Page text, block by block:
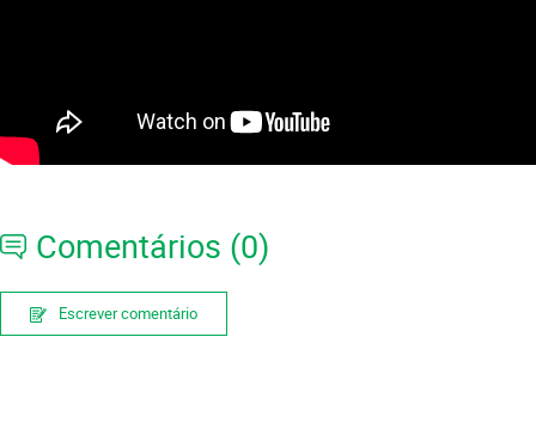
Comentários (0)
Escrever comentário